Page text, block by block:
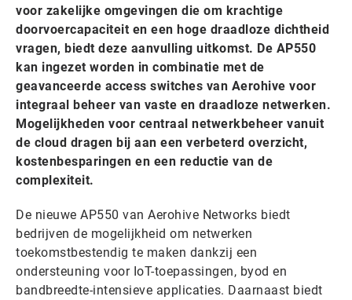
voor zakelijke omgevingen die om krachtige
doorvoercapaciteit en een hoge draadloze dichtheid
vragen, biedt deze aanvulling uitkomst. De AP550
kan ingezet worden in combinatie met de
geavanceerde access switches van Aerohive voor
integraal beheer van vaste en draadloze netwerken.
Mogelijkheden voor centraal netwerkbeheer vanuit
de cloud dragen bij aan een verbeterd overzicht,
kostenbesparingen en een reductie van de
complexiteit.
De nieuwe AP550 van Aerohive Networks biedt
bedrijven de mogelijkheid om netwerken
toekomstbestendig te maken dankzij een
ondersteuning voor IoT-toepassingen, byod en
bandbreedte-intensieve applicaties. Daarnaast biedt